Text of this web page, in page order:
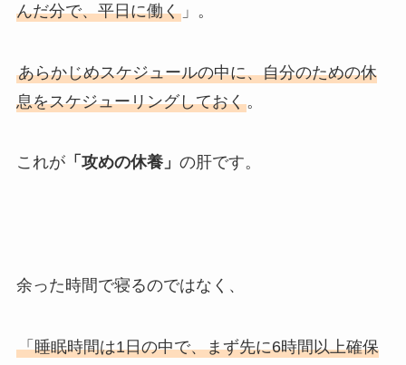
んだ分で、平日に働く」。
あらかじめスケジュールの中に、自分のための休
息をスケジューリングしておく。
これが「攻めの休養」 の肝です。
余った時間で寝るのではなく、
「睡眠時間は1日の中で、まず先に6時間以上確保